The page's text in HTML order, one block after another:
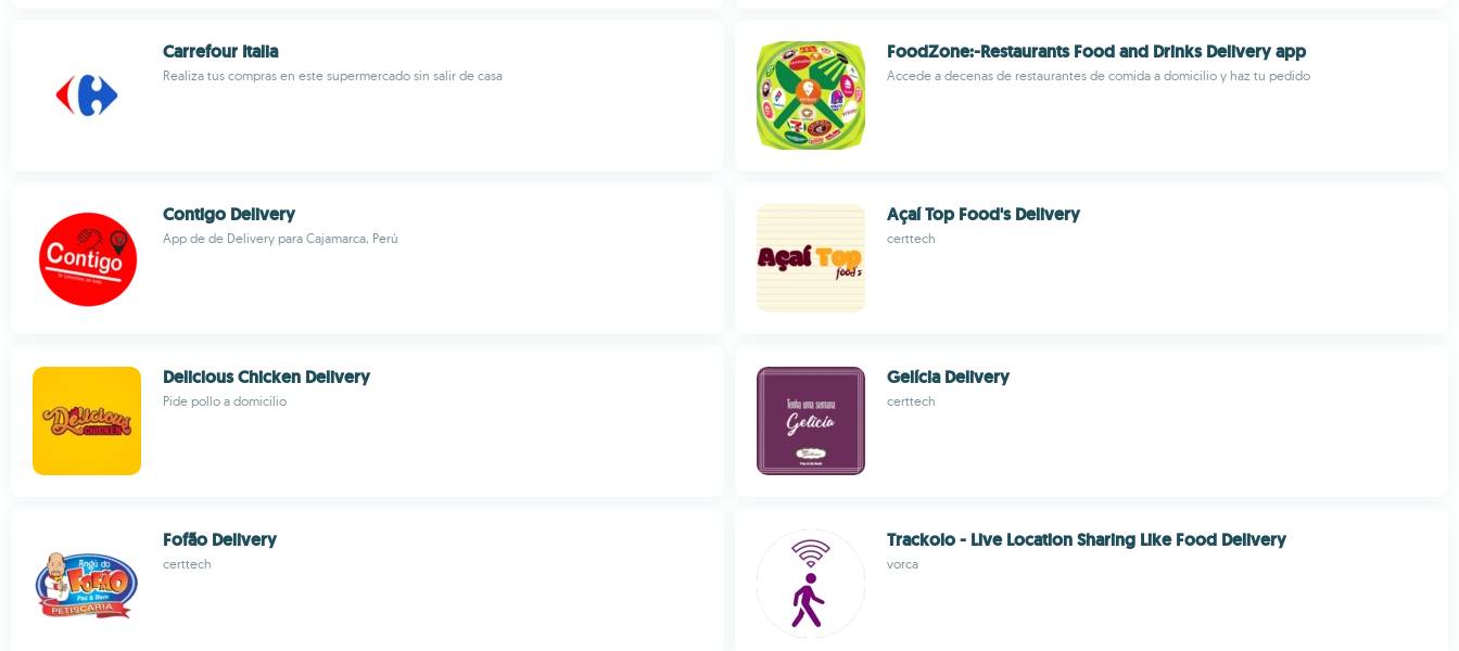
Carrefour Italia
Realiza tus compras en este supermercado sin salir de casa
FoodZone:-Restaurants Food and Drinks Delivery app
Accede a decenas de restaurantes de comida a domicilio y haz tu pedido
Contigo Delivery
App de de Delivery para Cajamarca, Perú
Açaí Top Food's Delivery
certtech
Delicious Chicken Delivery
Pide pollo a domicilio
Gelícia Delivery
certtech
Fofão Delivery
certtech
Trackolo - Live Location Sharing Like Food Delivery
vorca